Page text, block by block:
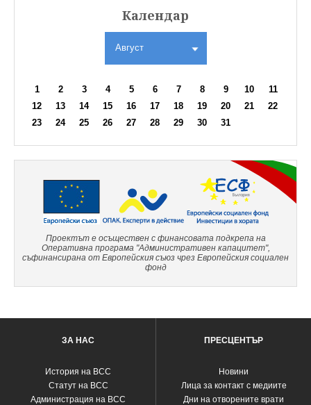
Календар
Август
1 2 3 4 5 6 7 8 9 10
11
12
13 14 15 16 17 18 19 20 21
22
23
24 25 26 27 28 29 30 31
Проектът е осъществен с финансовата подкрепа на
Оперативна програма "Административен капацитет",
съфинансирана от Европейския съюз чрез Европейския социален
фонд
ЗА НАС
История на ВСС
Статут на ВСС
Администрация на ВСС
ПРЕСЦЕНТЪР
Новини
Лица за контакт с медиите
Дни на отворените врати